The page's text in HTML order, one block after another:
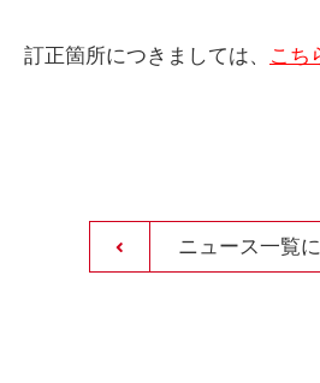
訂正箇所につきましては、 こち
ニュース一覧